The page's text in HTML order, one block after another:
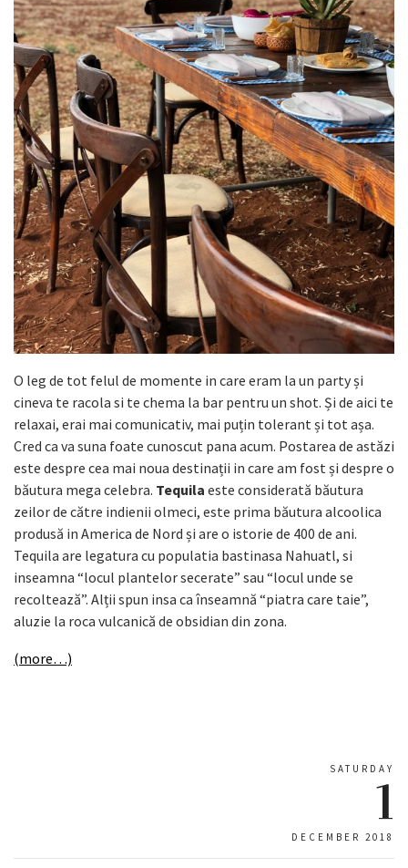
O leg de tot felul de momente in care eram la un party și
cineva te racola si te chema la bar pentru un shot. Și de aici te
relaxai, erai mai comunicativ, mai puțin tolerant și tot așa.
Cred ca va suna foate cunoscut pana acum. Postarea de astăzi
este despre cea mai noua destinații in care am fost și despre o
băutura mega celebra. Tequila este considerată băutura
zeilor de către indienii olmeci, este prima băutura alcoolica
produsă in America de Nord și are o istorie de 400 de ani.
Tequila are legatura cu populatia bastinasa Nahuatl, si
inseamna “locul plantelor secerate” sau “locul unde se
recoltează”. Alții spun insa ca înseamnă “piatra care taie”,
aluzie la roca vulcanică de obsidian din zona.
(more…)
SATURDAY
1
DECEMBER 2018